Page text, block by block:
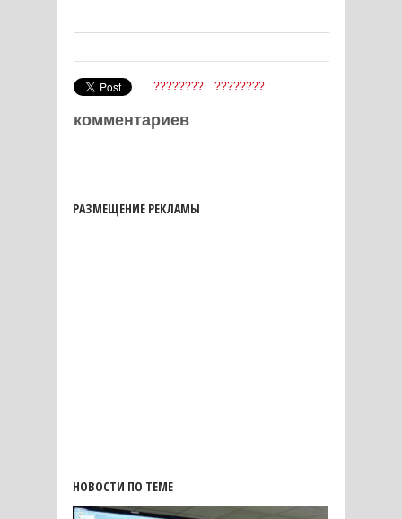
???????? ????????
комментариев
РАЗМЕЩЕНИЕ РЕКЛАМЫ
НОВОСТИ ПО ТЕМЕ